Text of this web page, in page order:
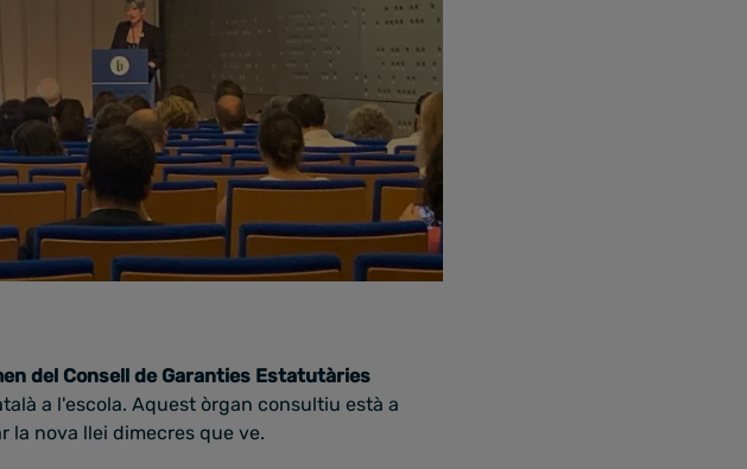
del Consell de Garanties Estatutàries
a l'escola. Aquest òrgan consultiu està a
la nova llei dimecres que ve.